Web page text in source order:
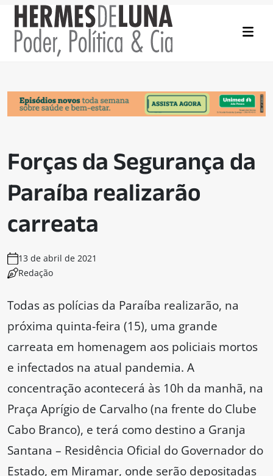
Forças da Segurança da
Paraíba realizarão
carreata
13 de abril de 2021
Redação
Todas as polícias da Paraíba realizarão, na
próxima quinta-feira (15), uma grande
carreata em homenagem aos policiais mortos
e infectados na atual pandemia. A
concentração acontecerá às 10h da manhã, na
Praça Aprígio de Carvalho (na frente do Clube
Cabo Branco), e terá como destino a Granja
Santana – Residência Oficial do Governador do
Estado, em Miramar, onde serão depositadas